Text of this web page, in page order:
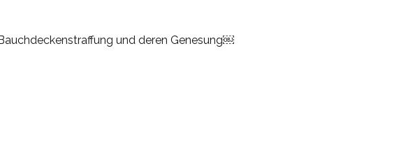
und deren Genesung￼